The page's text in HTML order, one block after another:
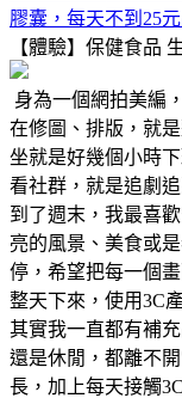
膠囊，每天不到25
【體驗】保健食品
身為一個網拍美編
在修圖、排版，就
坐就是好幾個小時
看社群，就是追劇
到了週末，我最喜
亮的風景、美食或
停，希望把每一個
整天下來，使用3C
其實我一直都有補
還是休閒，都離不
長，加上每天接觸